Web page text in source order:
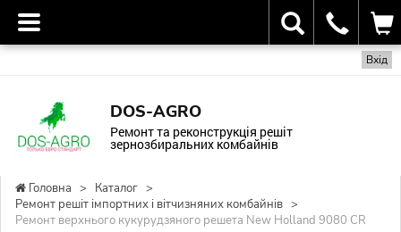
Вхід
DOS-AGRO
Ремонт та реконструкція решіт
зернозбиральних комбайнів
Головна > Каталог >
Ремонт решіт імпортних і вітчизняних комбайнів >
Ремонт верхнього кукурудзяного решета New Holland 9080 CR